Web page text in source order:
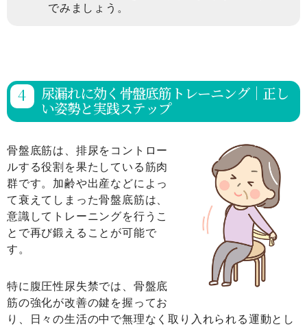
でみましょう。
尿漏れに効く骨盤底筋トレーニング｜正し
い姿勢と実践ステップ
骨盤底筋は、排尿をコントロー
ルする役割を果たしている筋肉
群です。加齢や出産などによっ
て衰えてしまった骨盤底筋は、
意識してトレーニングを行うこ
とで再び鍛えることが可能で
す。
特に腹圧性尿失禁では、骨盤底
筋の強化が改善の鍵を握ってお
り、日々の生活の中で無理なく取り入れられる運動とし